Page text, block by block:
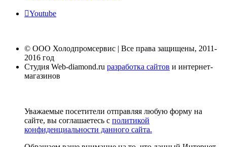
Youtube
© ООО Холодпромсервис | Все права защищены, 2011-
2016 год
Студия Web-diamond.ru разработка сайтов и интернет-
магазинов
Уважаемые посетители отправляя любую форму на
сайте, вы соглашаетесь с политикой
конфиденциальности данного сайта.